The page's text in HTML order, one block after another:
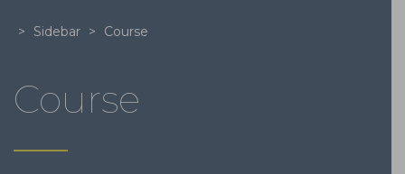
> Sidebar > Course
Course